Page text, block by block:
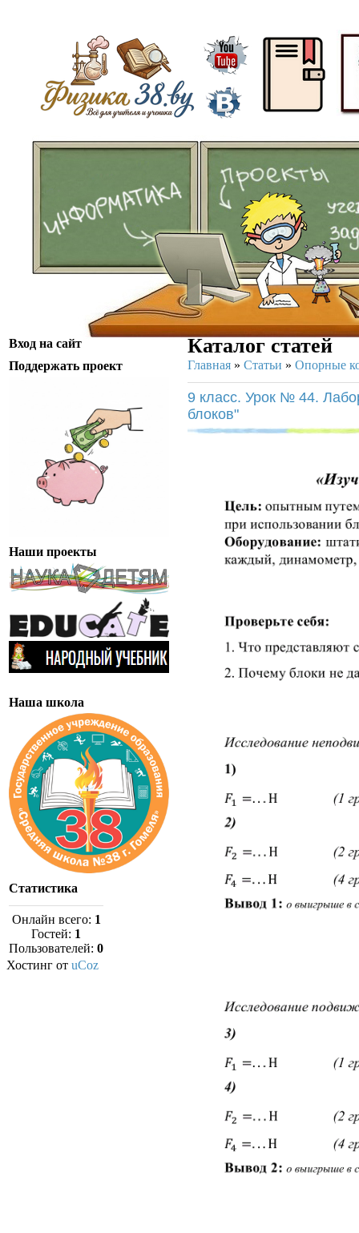
ᅠ
Вход на сайт
Поддержать проект
Наши проекты
Наша школа
Статистика
Онлайн всего: 1
Гостей: 1
Пользователей: 0
Хостинг от uCoz
Каталог статей
Главная » Статьи » Опорные
9 класс. Урок № 44.
блоков"